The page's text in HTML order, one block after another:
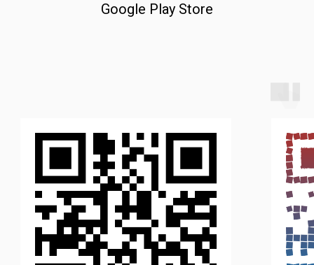
Google Play Store